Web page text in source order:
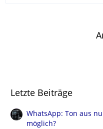
Letzte Beiträge
WhatsApp: Ton aus
möglich?